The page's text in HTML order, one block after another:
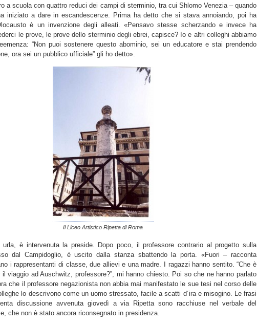
a scuola con quattro reduci dei campi di sterminio, tra cui Shlomo Venezia – quando
iniziato a dare in escandescenze. Prima ha detto che si stava annoiando, poi ha
è un invenzione degli alleati. «Pensavo stesse scherzando e invece ha
le prove, le prove dello sterminio degli ebrei, capisce? Io e altri colleghi abbiamo
“Non puoi sostenere questo abominio, sei un educatore e stai prendendo
ora sei un pubblico ufficiale” gli ho detto».
Il Liceo Artistico Ripetta di Roma
urla, è intervenuta la preside. Dopo poco, il professore contrario al progetto sulla
dal Campidoglio, è uscito dalla stanza sbattendo la porta. «Fuori – racconta
i rappresentanti di classe, due allievi e una madre. I ragazzi hanno sentito. “Che è
viaggio ad Auschwitz, professore?”, mi hanno chiesto. Poi so che ne hanno parlato
che il professore negazionista non abbia mai manifestato le sue tesi nel corso delle
lo descrivono come un uomo stressato, facile a scatti d´ira e misogino. Le frasi
discussione avvenuta giovedì a via Ripetta sono racchiuse nel verbale del
che non è stato ancora riconsegnato in presidenza.